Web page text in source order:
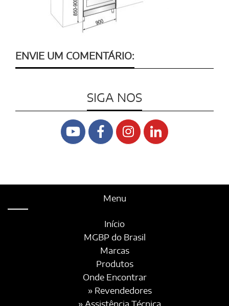
ENVIE UM COMENTÁRIO:
SIGA NOS
Menu
Início
MGBP do Brasil
Marcas
Produtos
Onde Encontrar
» Revendedores
» Assistência Técnica